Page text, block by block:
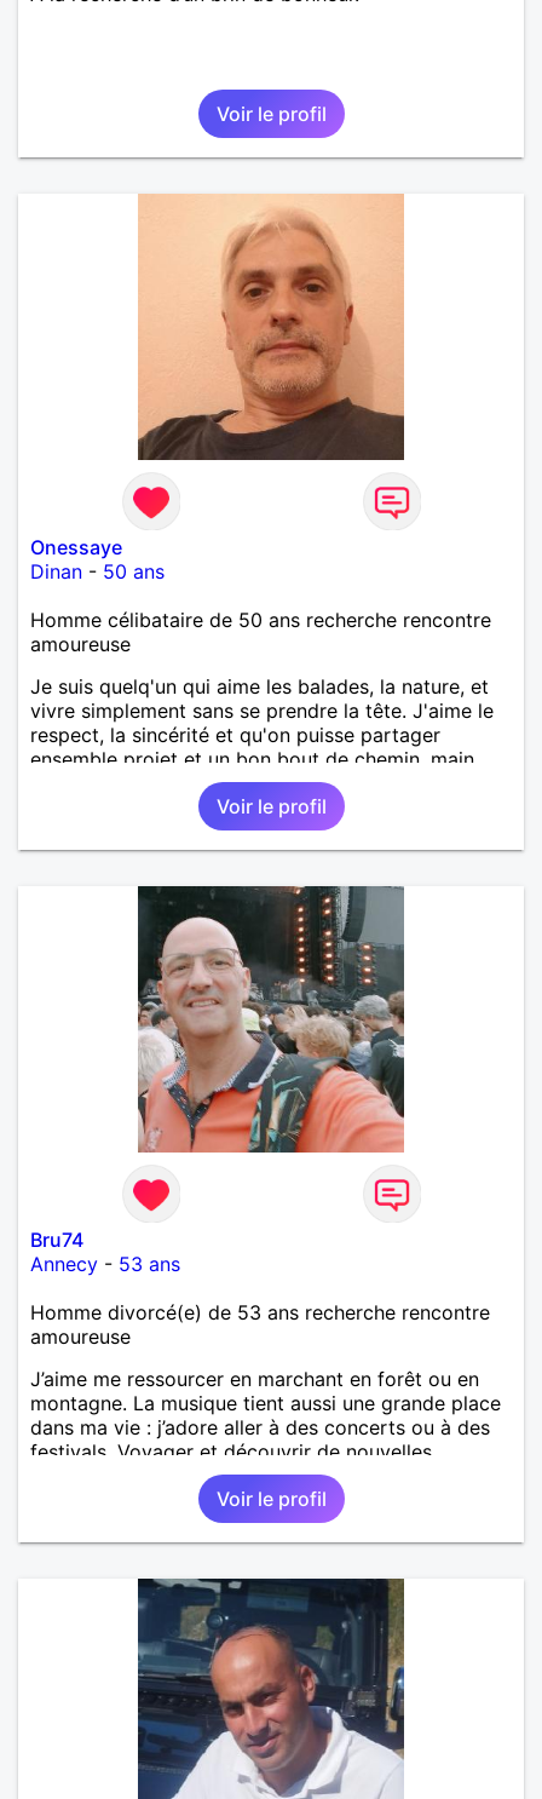
Voir le profil
Onessaye
Dinan - 50 ans
Homme célibataire de 50 ans recherche rencontre
amoureuse
Je suis quelq'un qui aime les balades, la nature, et
vivre simplement sans se prendre la tête. J'aime le
respect, la sincérité et qu'on puisse partager
ensemble projet et un bon bout de chemin, main
Voir le profil
Bru74
Annecy - 53 ans
Homme divorcé(e) de 53 ans recherche rencontre
amoureuse
J’aime me ressourcer en marchant en forêt ou en
montagne. La musique tient aussi une grande place
dans ma vie : j’adore aller à des concerts ou à des
festivals. Voyager et découvrir de nouvelles
cultures, c’est ce qui m’inspire le plus. J’aimerais
rencontrer quelqu’un avec qui partager ces
moments simples et sincères.
Voir le profil